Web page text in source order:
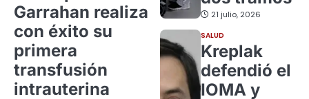
Garrahan realiza
con éxito su
primera
transfusión
intrauterina
21 julio, 2026
SALUD
Kreplak
defendió el
IOMA y